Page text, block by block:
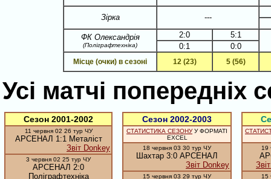
Зірка ---
ФК Олександрія
(Поліграфтехніка)
2:0
5:1
0:1
0:0
Місце (очки) в сезоні 12 (23) 5 (56)
Усі матчі попередніх
Сезон 2001-2002
11 червня 02 26 тур ЧУ
АРСЕНАЛ 1:1 Металіст
Звіт Donkey
3 червня 02 25 тур ЧУ
АРСЕНАЛ 2:0
Поліграфтехніка
Сезон 2002-2003
СТАТИСТИКА СЕЗОНУУ ФОРМАТІ
EXCEL
18 червня 03 30 тур ЧУ
Шахтар 3:0 АРСЕНАЛ
Звіт Donkey
15 червня 03 29 тур ЧУ
19
15